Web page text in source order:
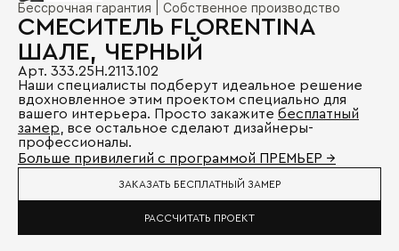
Бессрочная гарантия | Собственное производство
СМЕСИТЕЛЬ FLORENTINA
ШАЛЕ, ЧЕРНЫЙ
Арт. 333.25H.2113.102
Наши специалисты подберут идеальное решение
вдохновленное этим проектом специально для
вашего интерьера. Просто закажите бесплатный
замер , все остальное сделают дизайнеры-
профессионалы.
Больше привилегий с программой ПРЕМЬЕР →
ЗАКАЗАТЬ БЕСПЛАТНЫЙ ЗАМЕР
РАССЧИТАТЬ ПРОЕКТ